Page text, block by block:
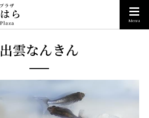
Menu
出雲なんきん